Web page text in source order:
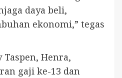
daya beli,
ekonomi,” tegas
Taspen, Henra,
gaji ke-13 dan